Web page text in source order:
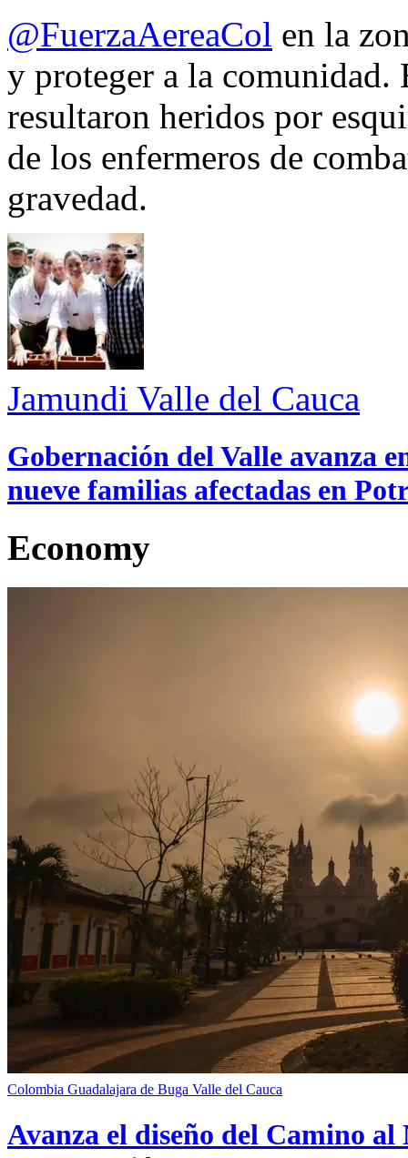
@FuerzaAereaCol en la
y proteger a la comunidad.
resultaron heridos por
de los enfermeros de
gravedad.
Jamundi Valle del Cauca
Gobernación del Valle avanza
nueve familias afectadas en
Economy
Colombia Guadalajara de Buga Valle del Cauca
Avanza el diseño del Camino